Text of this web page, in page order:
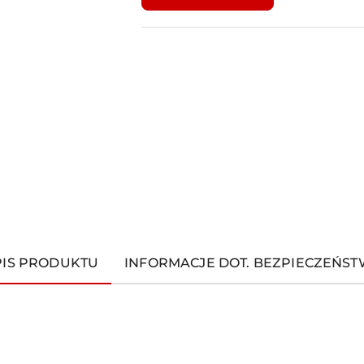
dostawa
PRODUKTU INFORMACJE DOT.